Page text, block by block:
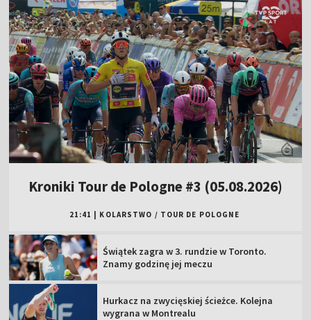
Kroniki Tour de Pologne #3 (05.08.2026)
21:41 KOLARSTWO / TOUR DE POLOGNE
Świątek zagra w 3. rundzie w Toronto.
Znamy godzinę jej meczu
Hurkacz na zwycięskiej ścieżce. Kolejna
wygrana w Montrealu